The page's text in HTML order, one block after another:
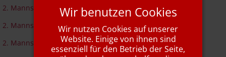
2. Mannschaft 22/23
2. Mannschaft 21/22
2. Mannschaft 19/21
Wir benutzen Cookies
Wir nutzen Cookies auf unserer
Website. Einige von ihnen sind
essenziell für den Betrieb der Seite,